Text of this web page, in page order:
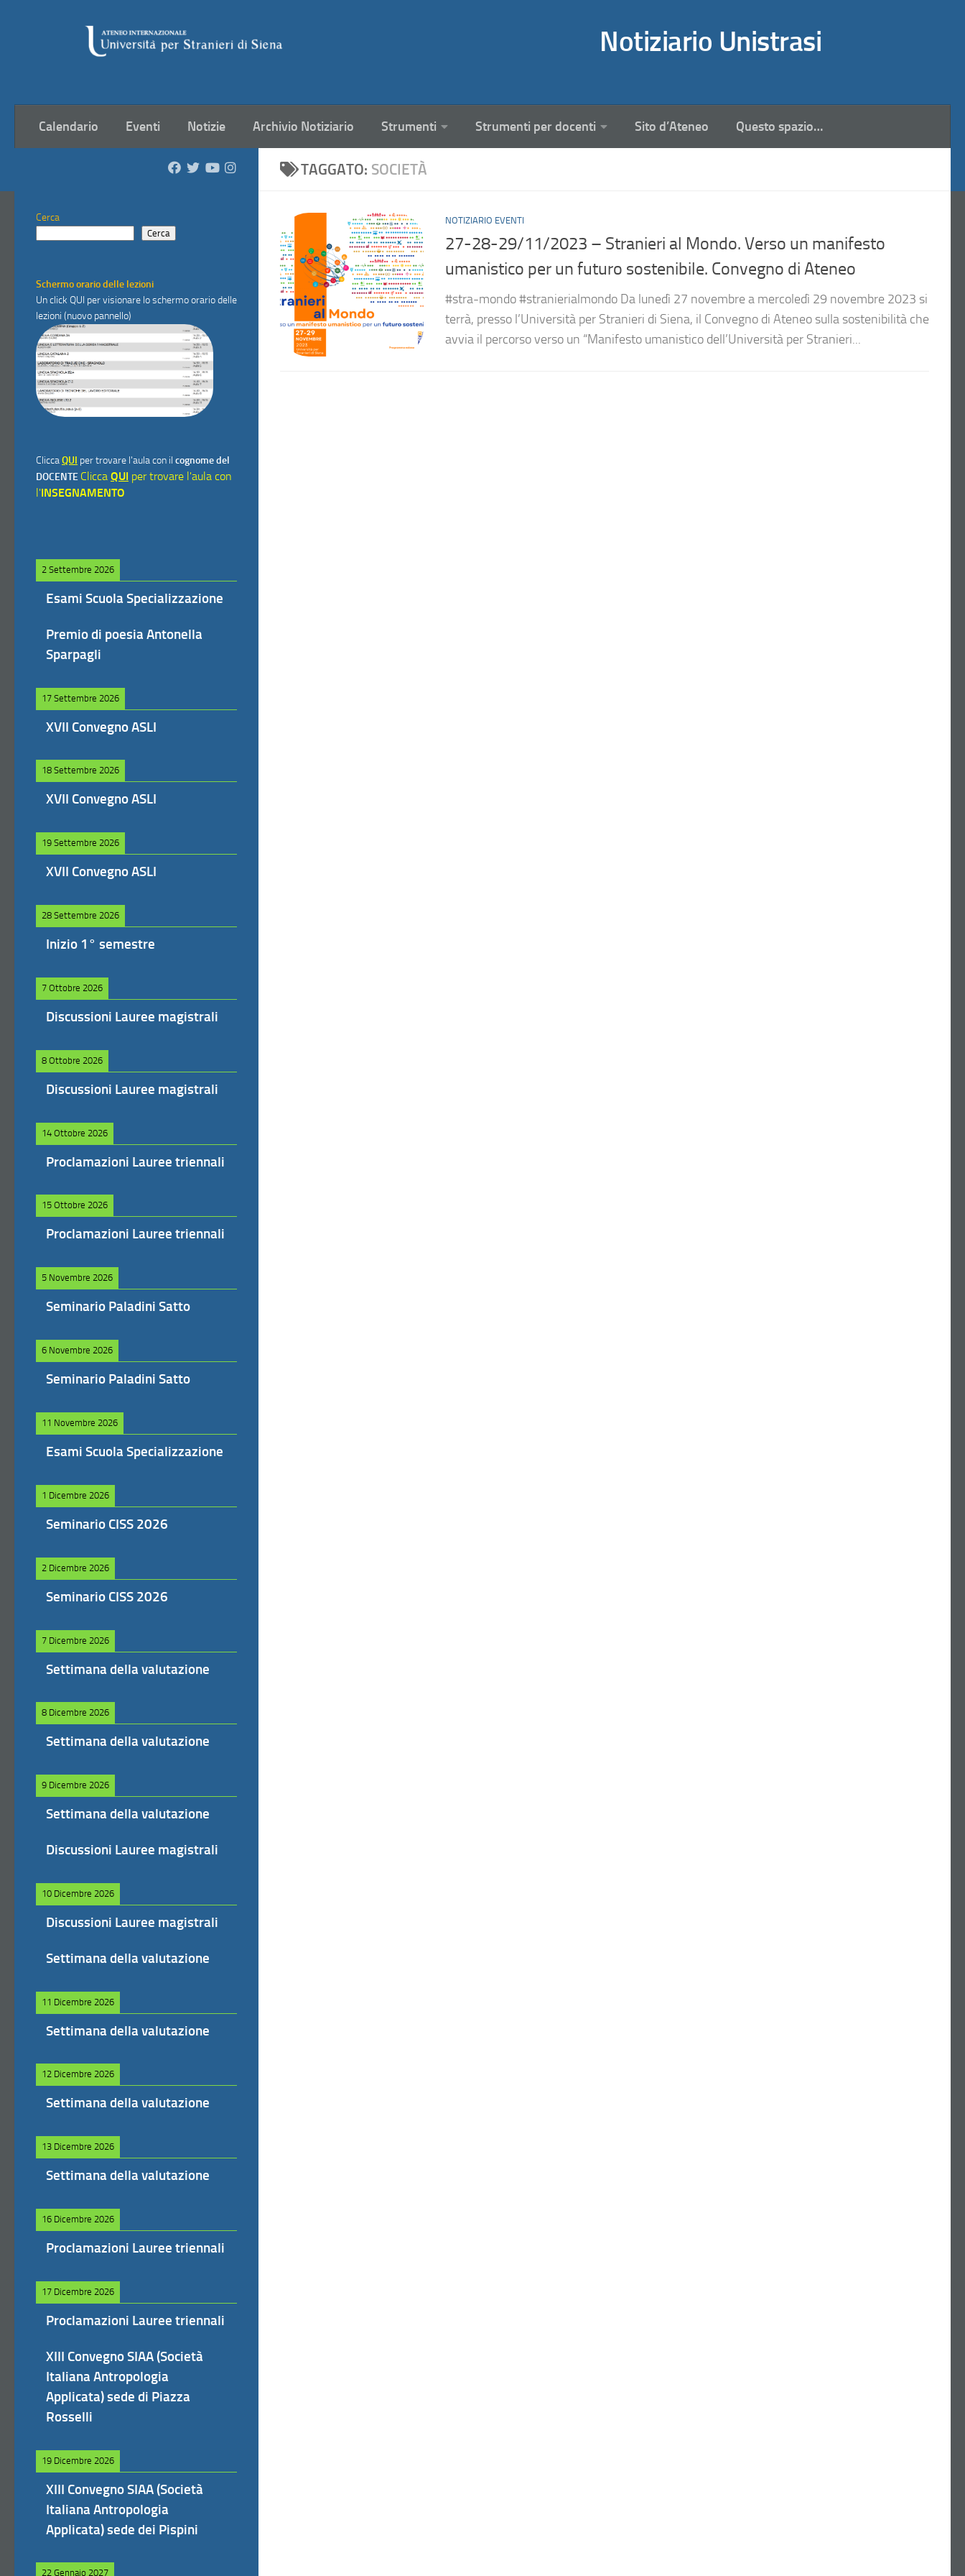
Notiziario Unistrasi
Calendario Eventi Notizie Archivio Notiziario Strumenti Strumenti per docenti Sito d’Ateneo Questo spazio…
TAGGATO: SOCIETÀ
NOTIZIARIO EVENTI
27-28-29/11/2023 – Stranieri al Mondo. Verso un manifesto
umanistico per un futuro sostenibile. Convegno di Ateneo
#stra-mondo #stranierialmondo Da lunedì 27 novembre a mercoledì 29 novembre 2023 si
terrà, presso l’Università per Stranieri di Siena, il Convegno di Ateneo sulla sostenibilità che
avvia il percorso verso un “Manifesto umanistico dell’Università per Stranieri...
Cerca
Cerca
Schermo orario delle lezioni
Un click QUI per visionare lo schermo orario delle
lezioni (nuovo pannello)
CliccaQUI per trovare l'aula con il cognome del
DOCENTE Clicca QUI per trovare l'aula con
l'INSEGNAMENTO
2 Settembre 2026
Esami Scuola Specializzazione
Premio di poesia Antonella
Sparpagli
17 Settembre 2026
XVII Convegno ASLI
18 Settembre 2026
XVII Convegno ASLI
19 Settembre 2026
XVII Convegno ASLI
28 Settembre 2026
Inizio 1° semestre
7 Ottobre 2026
Discussioni Lauree magistrali
8 Ottobre 2026
Discussioni Lauree magistrali
14 Ottobre 2026
Proclamazioni Lauree triennali
15 Ottobre 2026
Proclamazioni Lauree triennali
5 Novembre 2026
Seminario Paladini Satto
6 Novembre 2026
Seminario Paladini Satto
11 Novembre 2026
Esami Scuola Specializzazione
1 Dicembre 2026
Seminario CISS 2026
2 Dicembre 2026
Seminario CISS 2026
7 Dicembre 2026
Settimana della valutazione
8 Dicembre 2026
Settimana della valutazione
9 Dicembre 2026
Settimana della valutazione
Discussioni Lauree magistrali
10 Dicembre 2026
Discussioni Lauree magistrali
Settimana della valutazione
11 Dicembre 2026
Settimana della valutazione
12 Dicembre 2026
Settimana della valutazione
13 Dicembre 2026
Settimana della valutazione
16 Dicembre 2026
Proclamazioni Lauree triennali
17 Dicembre 2026
Proclamazioni Lauree triennali
XIII Convegno SIAA (Società
Italiana Antropologia
Applicata) sede di Piazza
Rosselli
19 Dicembre 2026
XIII Convegno SIAA (Società
Italiana Antropologia
Applicata) sede dei Pispini
22 Gennaio 2027